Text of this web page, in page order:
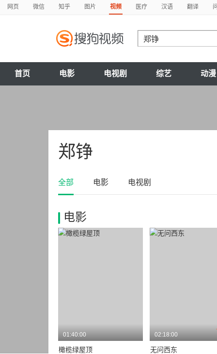
网页 微信 知乎 图片 视频 医疗 汉语 翻译
首页 电影 电视剧 综艺 动漫
郑铮
全部 电影 电视剧
电影
01:40:00
橄榄绿屋顶
02:18:00
无问西东